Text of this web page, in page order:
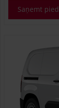
Saņemt